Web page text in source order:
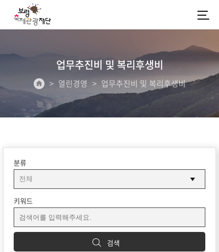
업무추진비 및 복리후생비
열린경영 업무추진비 및 복리후생비
분류
키워드
검색